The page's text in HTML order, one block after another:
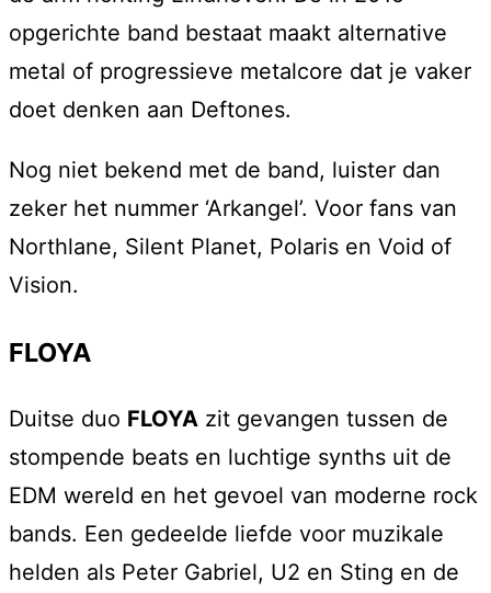
opgerichte band bestaat maakt alternative
metal of progressieve metalcore dat je vaker
doet denken aan Deftones.
Nog niet bekend met de band, luister dan
zeker het nummer ‘Arkangel’. Voor fans van
Northlane, Silent Planet, Polaris en Void of
Vision.
FLOYA
Duitse duo FLOYA zit gevangen tussen de
stompende beats en luchtige synths uit de
EDM wereld en het gevoel van moderne rock
bands. Een gedeelde liefde voor muzikale
helden als Peter Gabriel, U2 en Sting en de